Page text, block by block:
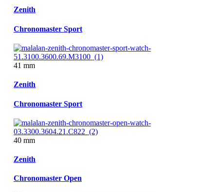
Zenith
Chronomaster Sport
41 mm
Zenith
Chronomaster Sport
40 mm
Zenith
Chronomaster Open